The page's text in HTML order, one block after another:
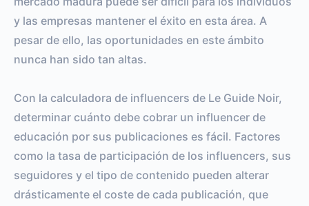
y las empresas mantener el éxito en esta área. A
pesar de ello, las oportunidades en este ámbito
nunca han sido tan altas.
Con la calculadora de influencers de Le Guide Noir,
determinar cuánto debe cobrar un influencer de
educación por sus publicaciones es fácil. Factores
como la tasa de participación de los influencers, sus
seguidores y el tipo de contenido pueden alterar
drásticamente el coste de cada publicación, que